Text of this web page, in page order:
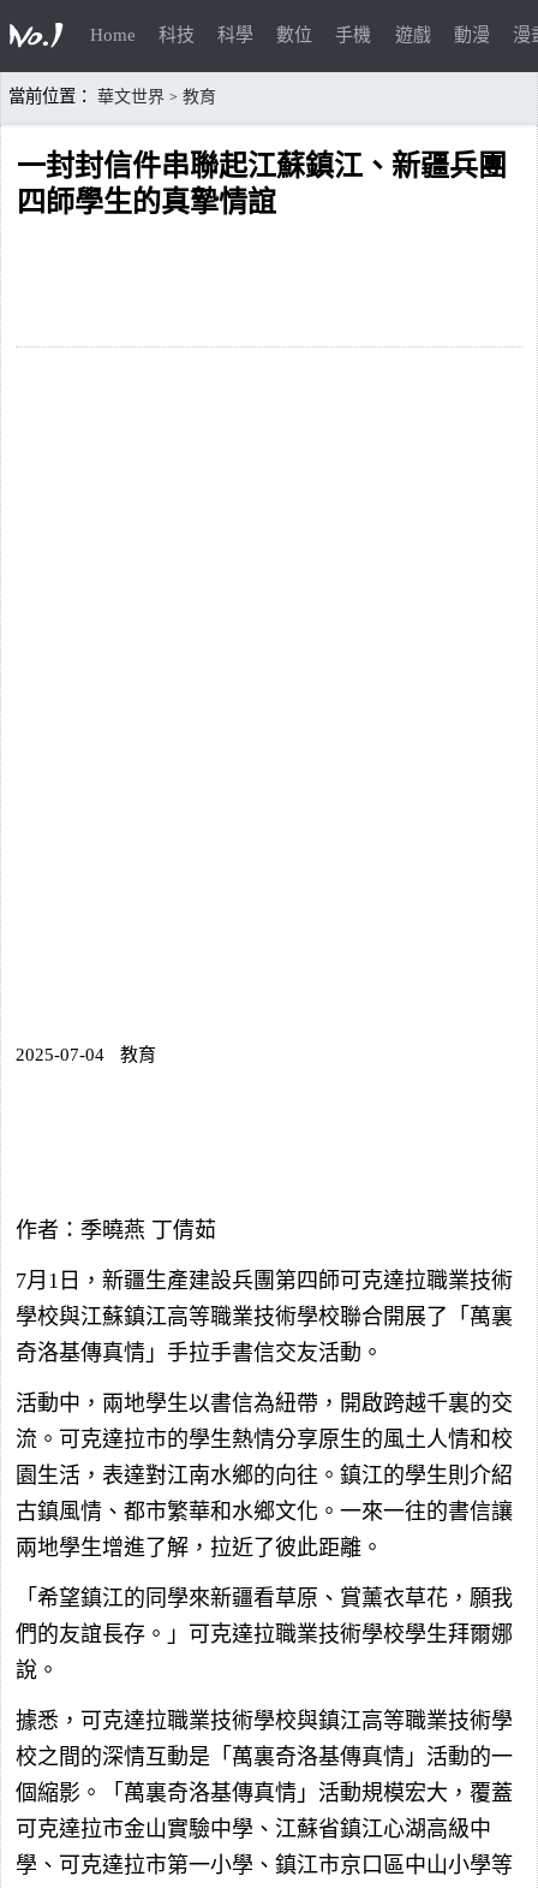
Home 科技 科學 數位 手機 遊戲 動漫 漫
當前位置： 華文世界 > 教育
一封封信件串聯起江蘇鎮江、新疆兵團
四師學生的真摯情誼
2025-07-04 教育
作者：季曉燕 丁倩茹
7月1日，新疆生產建設兵團第四師可克達拉職業技術
學校與江蘇鎮江高等職業技術學校聯合開展了「萬裏
奇洛基傳真情」手拉手書信交友活動。
活動中，兩地學生以書信為紐帶，開啟跨越千裏的交
流。可克達拉市的學生熱情分享原生的風土人情和校
園生活，表達對江南水鄉的向往。鎮江的學生則介紹
古鎮風情、都市繁華和水鄉文化。一來一往的書信讓
兩地學生增進了解，拉近了彼此距離。
「希望鎮江的同學來新疆看草原、賞薰衣草花，願我
們的友誼長存。」可克達拉職業技術學校學生拜爾娜
說。
據悉，可克達拉職業技術學校與鎮江高等職業技術學
校之間的深情互動是「萬裏奇洛基傳真情」活動的一
個縮影。「萬裏奇洛基傳真情」活動規模宏大，覆蓋
可克達拉市金山實驗中學、江蘇省鎮江心湖高級中
學、可克達拉市第一小學、鎮江市京口區中山小學等